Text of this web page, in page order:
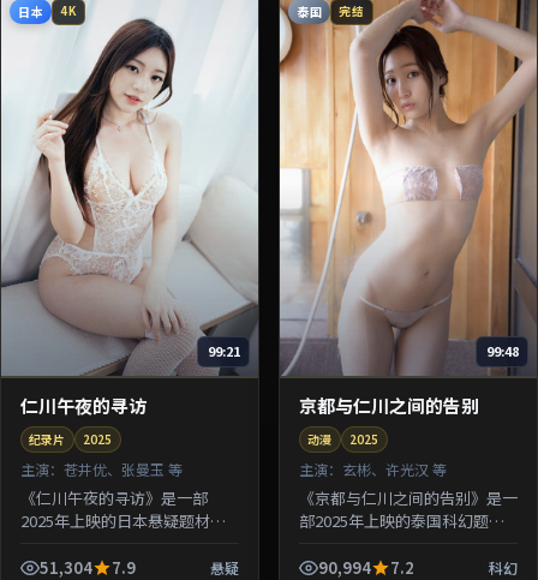
日本 4K
99:21
仁川午夜的寻访
纪录片 2025
主演： 苍井优、张曼玉 等
《仁川午夜的寻访》是一部
2025年上映的日本悬疑题材纪
优、张曼玉、章子怡、河正宇等
51,304 7.9 悬疑
泰国 完结
99:48
京都与仁川之间的告别
动漫 2025
主演： 玄彬、许光汉 等
《京都与仁川之间的告别》是一
部2025年上映的泰国科幻题材
光汉、朱一龙等参演。剧情让一
90,994 7.2 科幻